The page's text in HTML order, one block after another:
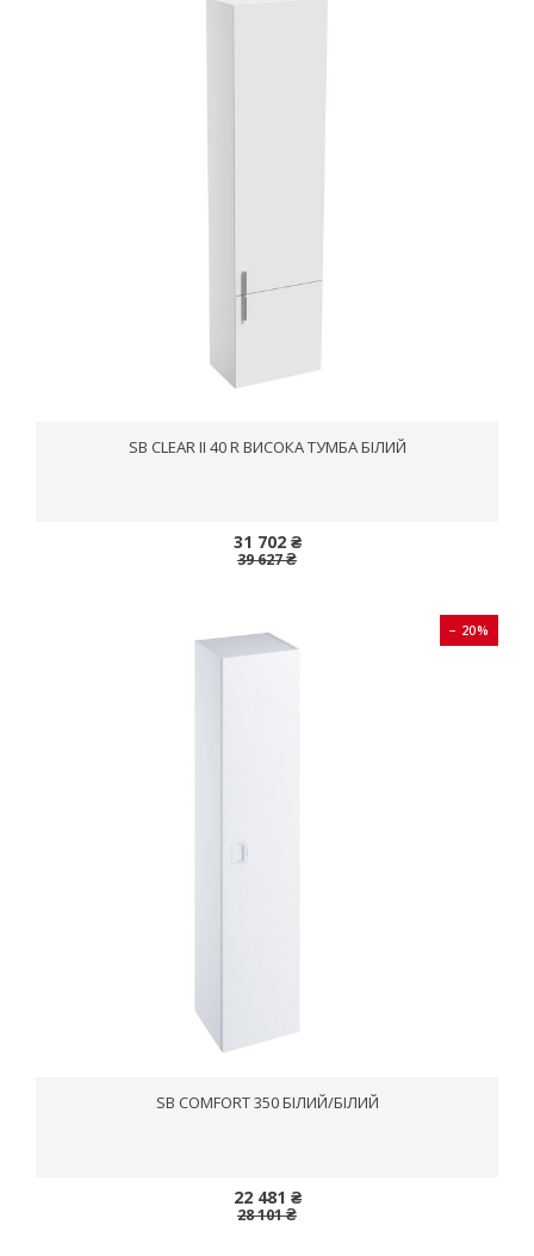
SB CLEAR II 40 R ВИСОКА ТУМБА БІЛИЙ
31 702 ₴
39 627 ₴
− 20%
SB COMFORT 350 БІЛИЙ/БІЛИЙ
22 481 ₴
28 101 ₴